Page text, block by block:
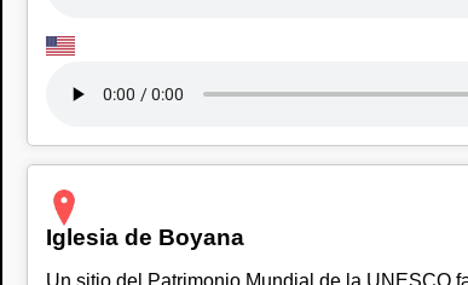
Iglesia de Boyana